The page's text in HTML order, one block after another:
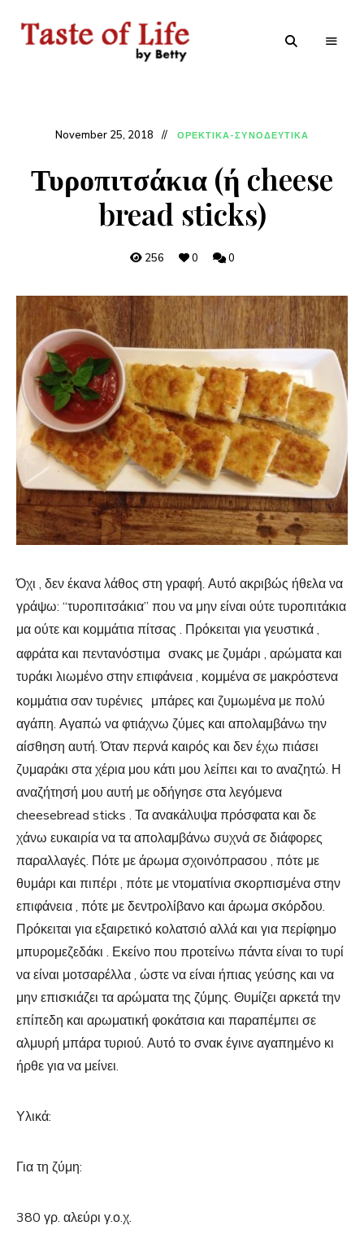
November 25, 2018 ΟΡΕΚΤΙΚΑ-ΣΥΝΟΔΕΥΤΙΚΑ
Τυροπιτσάκια (ή cheese
bread sticks)
256 0 0
Όχι , δεν έκανα λάθος στη γραφή. Αυτό ακριβώς ήθελα να
γράψω: “τυροπιτσάκια” που να μην είναι ούτε τυροπιτάκια
μα ούτε και κομμάτια πίτσας . Πρόκειται για γευστικά ,
αφράτα και πεντανόστιμα σνακς με ζυμάρι , αρώματα και
τυράκι λιωμένο στην επιφάνεια , κομμένα σε μακρόστενα
κομμάτια σαν τυρένιες μπάρες και ζυμωμένα με πολύ
αγάπη. Αγαπώ να φτιάχνω ζύμες και απολαμβάνω την
αίσθηση αυτή. Όταν περνά καιρός και δεν έχω πιάσει
ζυμαράκι στα χέρια μου κάτι μου λείπει και το αναζητώ. Η
αναζήτησή μου αυτή με οδήγησε στα λεγόμενα
cheesebread sticks . Τα ανακάλυψα πρόσφατα και δε
χάνω ευκαιρία να τα απολαμβάνω συχνά σε διάφορες
παραλλαγές. Πότε με άρωμα σχοινόπρασου , πότε με
θυμάρι και πιπέρι , πότε με ντοματίνια σκορπισμένα στην
επιφάνεια , πότε με δεντρολίβανο και άρωμα σκόρδου.
Πρόκειται για εξαιρετικό κολατσιό αλλά και για περίφημο
μπυρομεζεδάκι . Εκείνο που προτείνω πάντα είναι το τυρί
να είναι μοτσαρέλλα , ώστε να είναι ήπιας γεύσης και να
μην επισκιάζει τα αρώματα της ζύμης. Θυμίζει αρκετά την
επίπεδη και αρωματική φοκάτσια και παραπέμπει σε
αλμυρή μπάρα τυριού. Αυτό το σνακ έγινε αγαπημένο κι
ήρθε για να μείνει.
Υλικά:
Για τη ζύμη:
380 γρ. αλεύρι γ.ο.χ.